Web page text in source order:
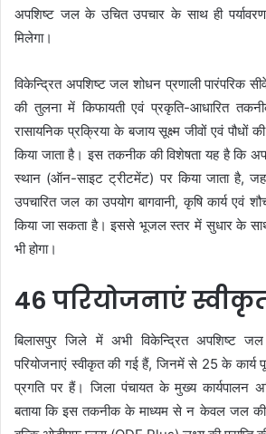
अपशिष्ट जल के उचित उपचार के साथ ही
मिलेगा।
विकेन्द्रित अपशिष्ट जल शोधन प्रणाली पारंपरिक
की तुलना में किफायती एवं प्रकृति-आधारित
रासायनिक प्रक्रिया के बजाय सूक्ष्म जीवों एवं पौधों
किया जाता है। इस तकनीक की विशेषता यह है कि
स्थान (ऑन-साइट ट्रीटमेंट) पर किया जाता है,
उपचारित जल का उपयोग बागवानी, कृषि कार्य एवं
किया जा सकता है। इससे भूजल स्तर में सुधार के
भी होगा।
46 परियोजनाएं
बिलासपुर जिले में अभी विकेन्द्रित अपशिष्ट
परियोजनाएं स्वीकृत की गई हैं, जिनमें से 25 के कार्य
प्रगति पर हैं। जिला पंचायत के मुख्य कार्यपालन
बताया कि इस तकनीक के माध्यम से न केवल जल की